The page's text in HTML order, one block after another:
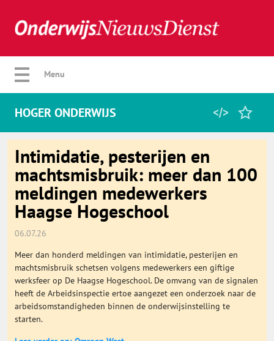
Verberg menu
Home
Favorieten
Categorie
Algemeen
Onderwijs Totaal
Menu
HOGER ONDERWIJS
Intimidatie, pesterijen en
machtsmisbruik: meer dan 100
meldingen medewerkers
Haagse Hogeschool
06.07.26
Meer dan honderd meldingen van intimidatie, pesterijen en
machtsmisbruik schetsen volgens medewerkers een giftige
werksfeer op De Haagse Hogeschool. De omvang van de signalen
heeft de Arbeidsinspectie ertoe aangezet een onderzoek naar de
arbeidsomstandigheden binnen de onderwijsinstelling te
starten.